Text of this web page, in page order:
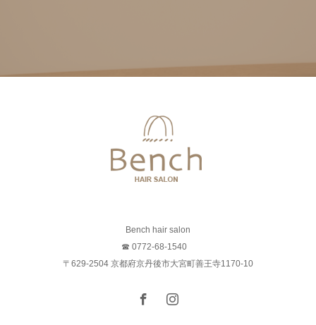
Bench hair salon
☎ 0772-68-1540
〒629-2504 京都府京丹後市大宮町善王寺1170-10